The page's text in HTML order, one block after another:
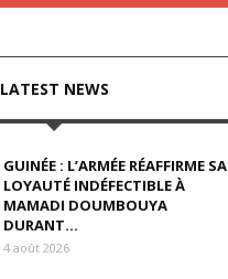
LATEST NEWS
GUINÉE : L’ARMÉE RÉAFFIRME SA
LOYAUTÉ INDÉFECTIBLE À
MAMADI DOUMBOUYA
DURANT...
4 août 2026